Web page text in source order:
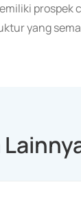
prospek
yang